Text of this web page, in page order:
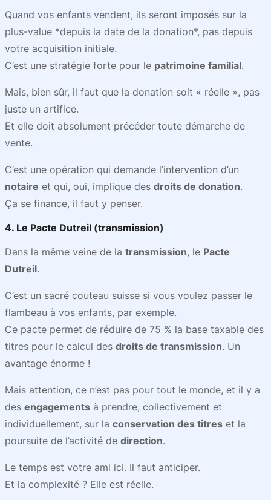
Quand vos enfants vendent, ils seront imposés sur la
plus-value *depuis la date de la donation*, pas depuis
votre acquisition initiale.
C’est une stratégie forte pour le patrimoine familial.
Mais, bien sûr, il faut que la donation soit « réelle », pas
juste un artifice.
Et elle doit absolument précéder toute démarche de
vente.
C’est une opération qui demande l’intervention d’un
notaire et qui, oui, implique des droits de donation.
Ça se finance, il faut y penser.
4. Le Pacte Dutreil (transmission)
Dans la même veine de la transmission, le Pacte
Dutreil.
C’est un sacré couteau suisse si vous voulez passer le
flambeau à vos enfants, par exemple.
Ce pacte permet de réduire de 75 % la base taxable des
titres pour le calcul des droits de transmission. Un
avantage énorme !
Mais attention, ce n’est pas pour tout le monde, et il y a
des engagements à prendre, collectivement et
individuellement, sur la conservation des titres et la
poursuite de l’activité de direction.
Le temps est votre ami ici. Il faut anticiper.
Et la complexité ? Elle est réelle.